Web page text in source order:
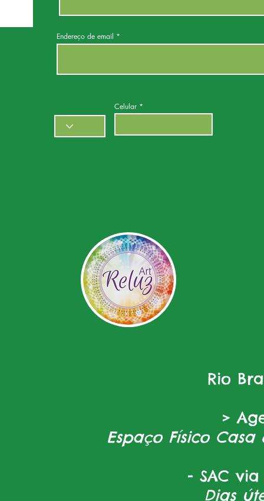
Rio
>
Espaço Físico Casa
- SAC via
Dias
Endereço de email
Celular